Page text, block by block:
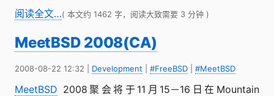
阅读全文…( 本文约 1462 字，阅读大致需要 3 分钟 )
MeetBSD 2008(CA)
2008-08-22 12:32 Development #FreeBSD #MeetBSD
MeetBSD 2008聚会将于11月15－16日在Mountain